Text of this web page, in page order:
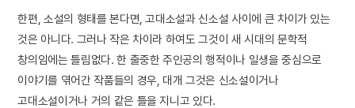
한편, 소설의 형태를 본다면, 고대소설과 신소설 사이에 큰 차이가 있는
것은 아니다. 그러나 작은 차이라 하여도 그것이 새 시대의 문학적
창의임에는 틀림없다. 한 출중한 주인공의 행적이나 일생을 중심으로
이야기를 엮어간 작품들의 경우, 대개 그것은 신소설이거나
고대소설이거나 거의 같은 틀을 지니고 있다.